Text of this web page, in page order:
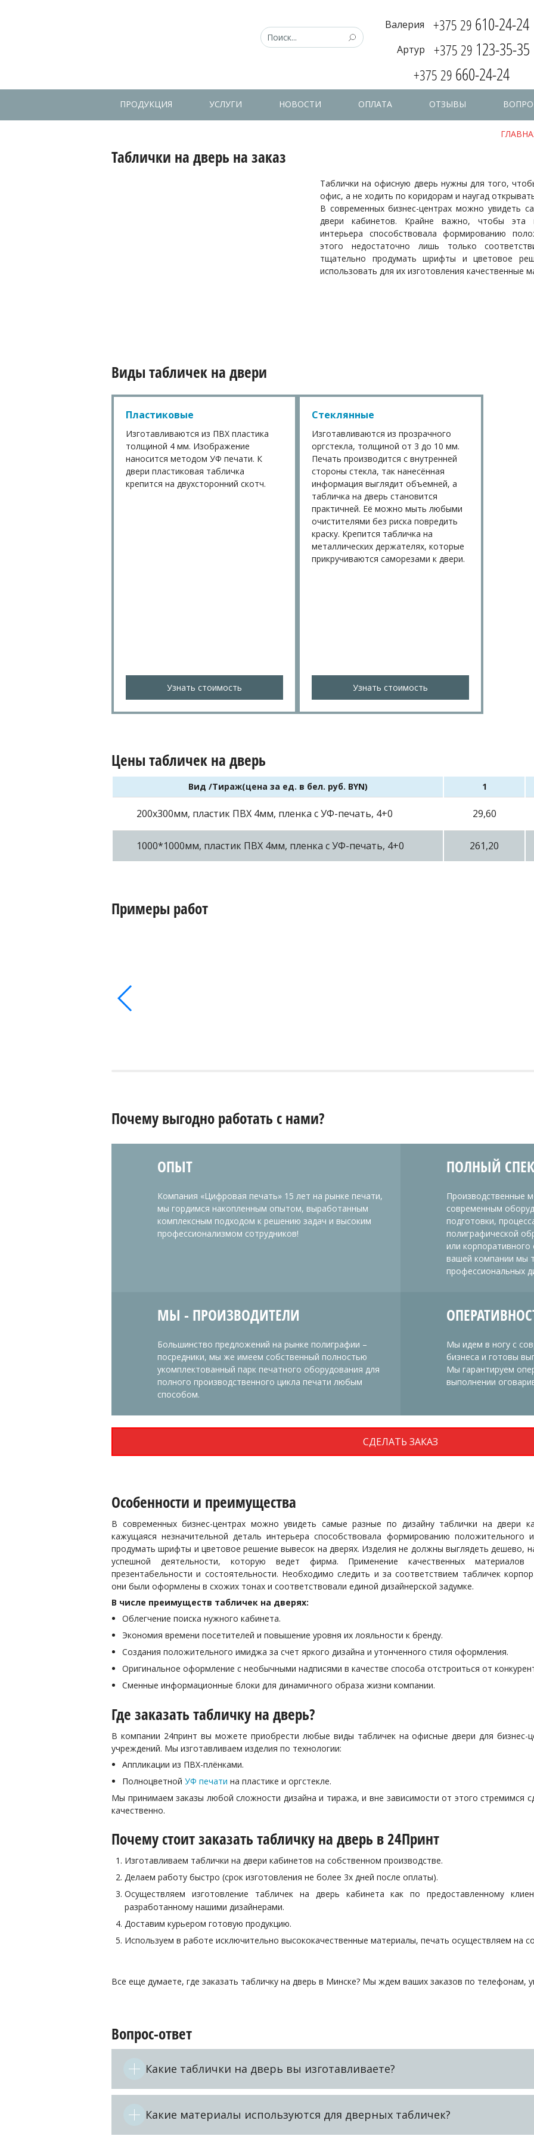
Валерия +375 29 610-24-24
Артур +375 29 123-35-35
+375 29 660-24-24
ПРОДУКЦИЯ УСЛУГИ НОВОСТИ ОПЛАТА ОТЗЫВЫ
Таблички на дверь на заказ
Таблички на офисную дверь нужны для того,
офис, а не ходить по коридорам и наугад
В современных бизнес-центрах можно увидеть
двери кабинетов. Крайне важно, чтобы эта
интерьера способствовала формированию
этого недостаточно лишь только
тщательно продумать шрифты и цветовое
использовать для их изготовления качественные
Виды табличек на двери
Пластиковые
Изготавливаются из ПВХ пластика
толщиной 4 мм. Изображение
наносится методом УФ печати. К
двери пластиковая табличка
крепится на двухсторонний скотч.
Узнать стоимость
Стеклянные
Изготавливаются из прозрачного
оргстекла, толщиной от 3 до 10 мм.
Печать производится с внутренней
стороны стекла, так нанесённая
информация выглядит объемней, а
табличка на дверь становится
практичней. Её можно мыть любыми
очистителями без риска повредить
краску. Крепится табличка на
металлических держателях, которые
прикручиваются саморезами к двери.
Узнать стоимость
Цены табличек на дверь
Вид /Тираж(цена за ед. в бел. руб. BYN) 1
200х300мм, пластик ПВХ 4мм, пленка с УФ-печать, 4+0 29,60
1000*1000мм, пластик ПВХ 4мм, пленка с УФ-печать, 4+0 261,20
Примеры работ
Почему выгодно работать с нами?
ОПЫТ
Компания «Цифровая печать» 15 лет на рынке печати,
мы гордимся накопленным опытом, выработанным
комплексным подходом к решению задач и высоким
профессионализмом сотрудников!
ПОЛНЫЙ
Производственные
современным
подготовки,
полиграфической
или корпоративного
вашей компании мы
профессиональных
МЫ - ПРОИЗВОДИТЕЛИ
Большинство предложений на рынке полиграфии –
посредники, мы же имеем собственный полностью
укомплектованный парк печатного оборудования для
полного производственного цикла печати любым
способом.
Мы идем в ногу с
бизнеса и готовы
Мы гарантируем
выполнении
СДЕЛАТЬ ЗАКАЗ
Особенности и преимущества
В современных бизнес-центрах можно увидеть самые разные по дизайну таблички на двери
кажущаяся незначительной деталь интерьера способствовала формированию
продумать шрифты и цветовое решение вывесок на дверях. Изделия не должны выглядеть дешево,
успешной деятельности, которую ведет фирма. Применение качественных материалов
презентабельности и состоятельности. Необходимо следить и за соответствием табличек
они были оформлены в схожих тонах и соответствовали единой дизайнерской задумке.
В числе преимуществ табличек на дверях:
Облегчение поиска нужного кабинета.
Экономия времени посетителей и повышение уровня их лояльности к бренду.
Создания положительного имиджа за счет яркого дизайна и утонченного стиля оформления.
Оригинальное оформление с необычными надписями в качестве способа отстроиться от
Сменные информационные блоки для динамичного образа жизни компании.
Где заказать табличку на дверь?
В компании 24принт вы можете приобрести любые виды табличек на офисные двери для бизнес-
учреждений. Мы изготавливаем изделия по технологии:
Аппликации из ПВХ-плёнками.
Полноцветной УФ печати на пластике и оргстекле.
Мы принимаем заказы любой сложности дизайна и тиража, и вне зависимости от этого стремимся
качественно.
Почему стоит заказать табличку на дверь в 24Принт
Изготавливаем таблички на двери кабинетов на собственном производстве.
Делаем работу быстро (срок изготовления не более 3х дней после оплаты).
Осуществляем изготовление табличек на дверь кабинета как по предоставленному
разработанному нашими дизайнерами.
Доставим курьером готовую продукцию.
Используем в работе исключительно высококачественные материалы, печать осуществляем на
Все еще думаете, где заказать табличку на дверь в Минске? Мы ждем ваших заказов по телефонам,
Вопрос-ответ
Какие таблички на дверь вы изготавливаете?
Какие материалы используются для дверных табличек?